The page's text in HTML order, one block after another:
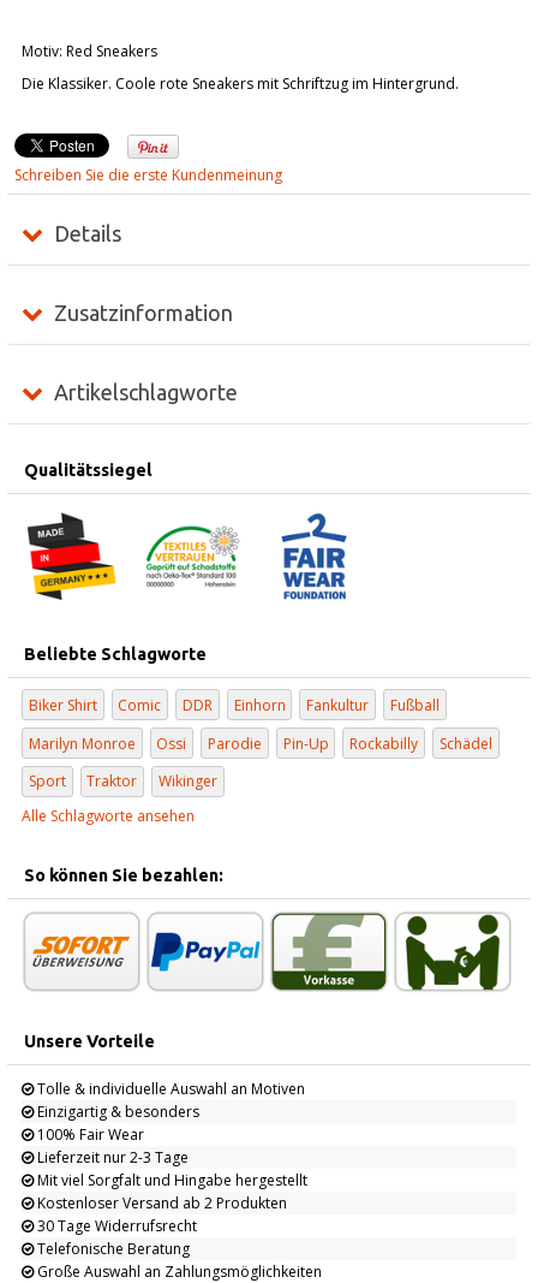
Motiv: Red Sneakers
Die Klassiker. Coole rote Sneakers mit Schriftzug im Hintergrund.
Schreiben Sie die erste Kundenmeinung
Details
Zusatzinformation
Artikelschlagworte
Qualitätssiegel
Beliebte Schlagworte
Biker Shirt Comic DDR Einhorn Fankultur
Fußball
Marilyn Monroe
Ossi Parodie Pin-Up Rockabilly
Schädel
Sport
Traktor
Wikinger
Alle Schlagworte ansehen
So können Sie bezahlen:
Unsere Vorteile
Tolle & individuelle Auswahl an Motiven
Einzigartig & besonders
100% Fair Wear
Lieferzeit nur 2-3 Tage
Mit viel Sorgfalt und Hingabe hergestellt
Kostenloser Versand ab 2 Produkten
30 Tage Widerrufsrecht
Telefonische Beratung
Große Auswahl an Zahlungsmöglichkeiten